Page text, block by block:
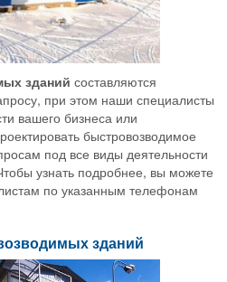
зданий составляются
при этом наши специалисты
вашего бизнеса или
быстровозводимое
под все виды деятельности
узнать подробнее, вы можете
по указанным телефонам
зданий